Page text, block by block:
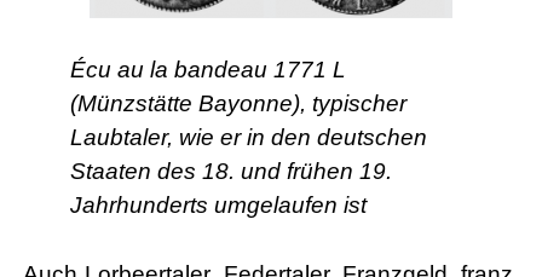
Écu au la bandeau 1771 L
(Münzstätte Bayonne), typischer
Laubtaler, wie er in den deutschen
Staaten des 18. und frühen 19.
Jahrhunderts umgelaufen ist